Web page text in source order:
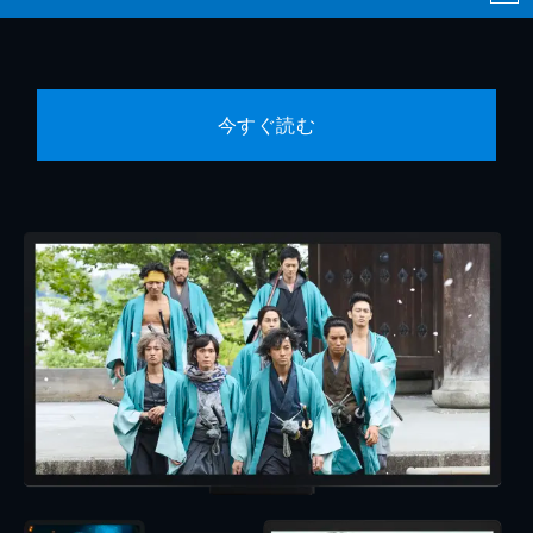
今すぐ読む